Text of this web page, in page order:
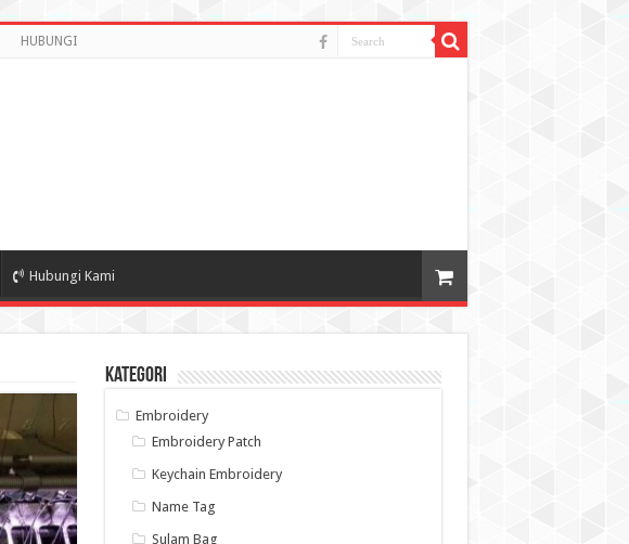
HUBUNGI
Hubungi Kami
Kategori
Embroidery
Embroidery Patch
Keychain Embroidery
Name Tag
Sulam Bag